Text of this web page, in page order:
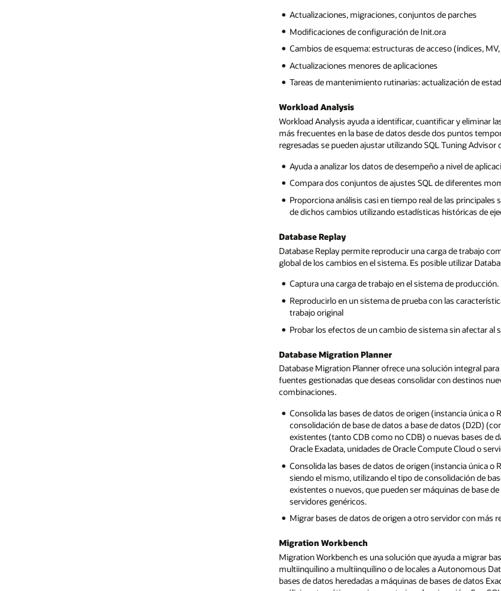
Actualizaciones, migraciones, conjuntos de parches
Modificaciones de configuración de Init.ora
Cambios de esquema: estructuras de acceso (índices,
Actualizaciones menores de aplicaciones
Tareas de mantenimiento rutinarias: actualización de
Workload Analysis
Workload Analysis ayuda a identificar, cuantificar y eliminar
más frecuentes en la base de datos desde dos puntos
regresadas se pueden ajustar utilizando SQL Tuning Advisor
Ayuda a analizar los datos de desempeño a nivel de
Compara dos conjuntos de ajustes SQL de diferentes
Proporciona análisis casi en tiempo real de las
de dichos cambios utilizando estadísticas históricas de
Database Replay
Database Replay permite reproducir una carga de trabajo
global de los cambios en el sistema. Es posible utilizar
Captura una carga de trabajo en el sistema de producción.
Reproducirlo en un sistema de prueba con las
trabajo original
Probar los efectos de un cambio de sistema sin afectar al
Database Migration Planner
Database Migration Planner ofrece una solución integral
fuentes gestionadas que deseas consolidar con destinos
combinaciones.
Consolida las bases de datos de origen (instancia única
consolidación de base de datos a base de datos (D2D)
existentes (tanto CDB como no CDB) o nuevas bases de
Oracle Exadata, unidades de Oracle Compute Cloud o
Consolida las bases de datos de origen (instancia única
siendo el mismo, utilizando el tipo de consolidación de
existentes o nuevos, que pueden ser máquinas de base
servidores genéricos.
Migrar bases de datos de origen a otro servidor con más
Migration Workbench
Migration Workbench es una solución que ayuda a migrar
multiinquilino a multiinquilino o de locales a Autonomous
bases de datos heredadas a máquinas de bases de datos